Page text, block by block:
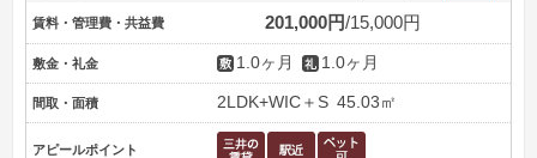
賃料・管理費・共益費 201,000円 15,000円
敷金・礼金 1.0ヶ月 1.0ヶ月
間取・面積 2LDK+WIC＋S 45.03㎡
アピールポイント